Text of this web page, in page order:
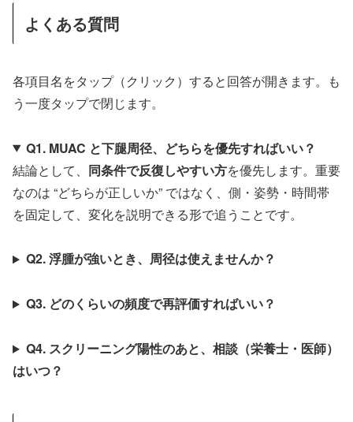
よくある質問
各項目名をタップ（クリック）すると回答が開きます。も
う一度タップで閉じます。
Q1. MUAC と下腿周径、どちらを優先すればいい？
結論として、 同条件で反復しやすい方を優先します。重要
なのは “どちらが正しいか” ではなく、側・姿勢・時間帯
を固定して、変化を説明できる形で追うことです。
Q2. 浮腫が強いとき、周径は使えませんか？
Q3. どのくらいの頻度で再評価すればいい？
Q4. スクリーニング陽性のあと、相談（栄養士・医師）
はいつ？